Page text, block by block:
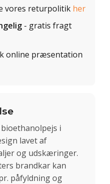
vores returpolitik her
- gratis fragt
online præsentation
i
lavet af
og udskæringer.
brandkar kan
påfyldning og